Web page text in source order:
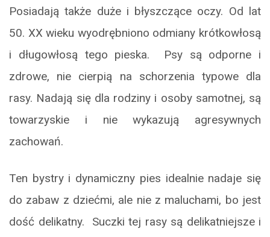
Posiadają także duże i błyszczące oczy. Od lat
50. XX wieku wyodrębniono odmiany krótkowłosą
i długowłosą tego pieska. Psy są odporne i
zdrowe, nie cierpią na schorzenia typowe dla
rasy. Nadają się dla rodziny i osoby samotnej, są
towarzyskie i nie wykazują agresywnych
zachowań.
Ten bystry i dynamiczny pies idealnie nadaje się
do zabaw z dziećmi, ale nie z maluchami, bo jest
dość delikatny. Suczki tej rasy są delikatniejsze i